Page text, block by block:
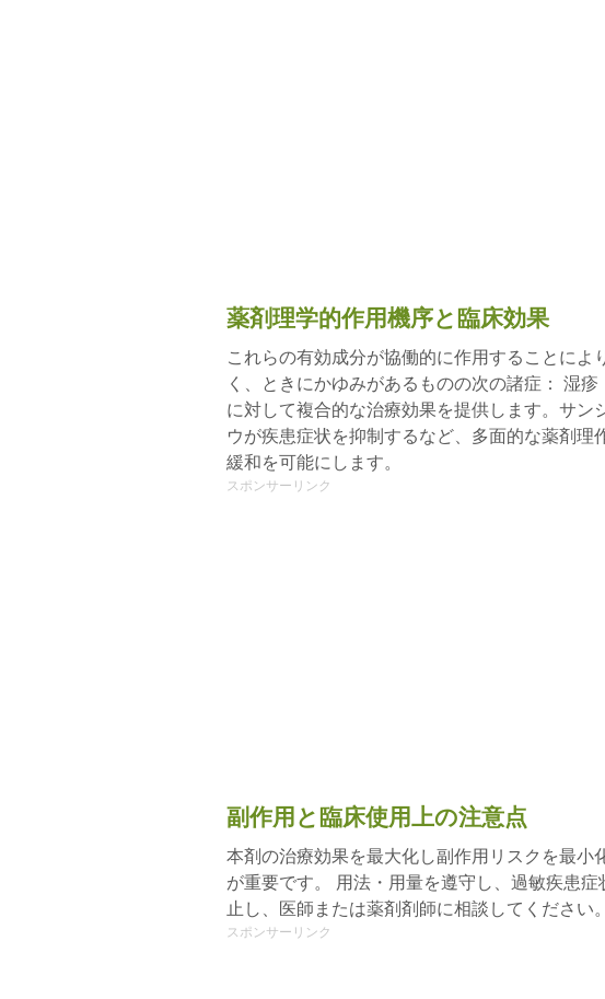
薬剤理学的作用機序と臨床効果
これらの有効成分が協働的に作用することによ
く、ときにかゆみがあるものの次の諸症： 湿
に対して複合的な治療効果を提供します。サン
ウが疾患症状を抑制するなど、多面的な薬剤理
緩和を可能にします。
スポンサーリンク
副作用と臨床使用上の注意点
本剤の治療効果を最大化し副作用リスクを最小
が重要です。 用法・用量を遵守し、過敏疾患
止し、医師または薬剤剤師に相談してください。
スポンサーリンク